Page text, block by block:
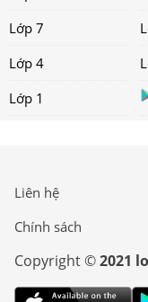
Lớp 7
Lớp 4
Lớp 1
Liên hệ
Chính sách
Copyright ©2021